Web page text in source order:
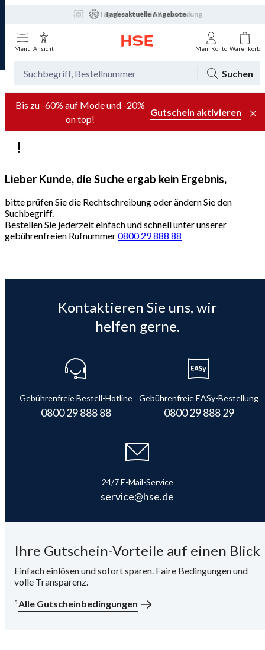
Tagesaktuelle Angebote
Menü Ansicht Mein Konto Warenkorb
Suchen
Bis zu -60% auf Mode und -20%
on top!
Gutschein aktivieren
Lieber Kunde, die Suche ergab kein Ergebnis,
bitte prüfen Sie die Rechtschreibung oder ändern Sie den
Suchbegriff.
Bestellen Sie jederzeit einfach und schnell unter unserer
gebührenfreien Rufnummer0800 29 888 88
Kontaktieren Sie uns, wir
helfen gerne.
Gebührenfreie Bestell-Hotline
0800 29 888 88
Gebührenfreie EASy-Bestellung
0800 29 888 29
24/7 E-Mail-Service
service@hse.de
Ihre Gutschein-Vorteile auf einen Blick
Einfach einlösen und sofort sparen. Faire Bedingungen und
volle Transparenz.
1Alle Gutscheinbedingungen